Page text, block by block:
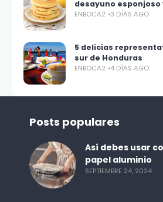
desayuno esponjoso
ENBOCA2 3 DÍAS AGO
5 delicias
sur de Honduras
ENBOCA2 4 DÍAS AGO
Posts populares
Así debes usar
papel aluminio
SEPTIEMBRE 24, 2024